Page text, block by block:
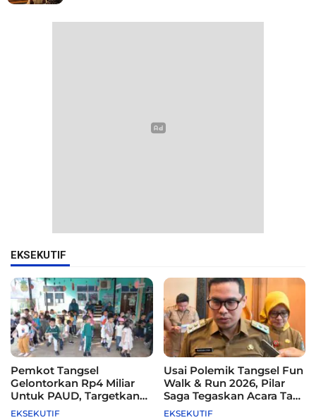
EKSEKUTIF
Pemkot Tangsel
Gelontorkan Rp4 Miliar
Untuk PAUD, Targetkan
115 Sekolah
EKSEKUTIF
Usai Polemik Tangsel Fun
Walk & Run 2026, Pilar
Saga Tegaskan Acara Tak
Difasilitasi Pemkot
EKSEKUTIF